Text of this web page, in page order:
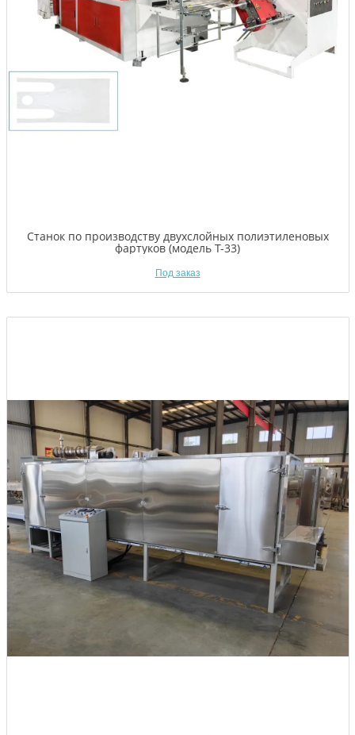
Станок по производству двухслойных полиэтиленовых
фартуков (модель Т-33)
Под заказ